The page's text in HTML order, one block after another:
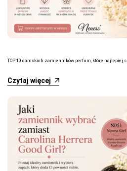
TOP 10 damskich zamienników perfum, które najlepiej
Czytaj więcej